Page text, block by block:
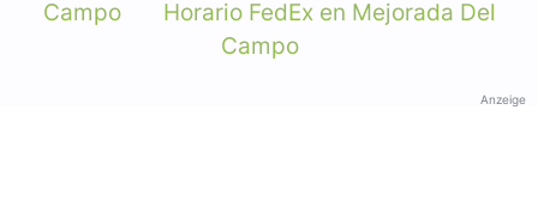
Campo
Horario FedEx en Mejorada Del
Campo
Anzeige